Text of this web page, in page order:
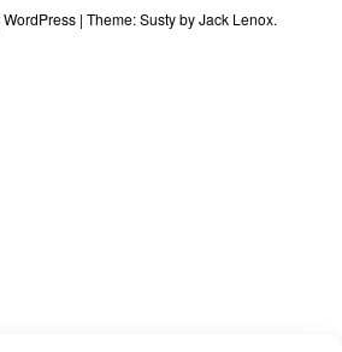
| Theme:SustybyJack Lenox.